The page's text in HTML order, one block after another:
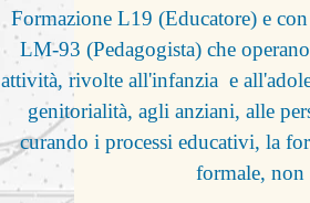
Formazione L19 (Educatore) e
LM-93 (Pedagogista) che
attività, rivolte all'infanzia e
genitorialità, agli anziani, alle
curando i processi educativi, la
formale,